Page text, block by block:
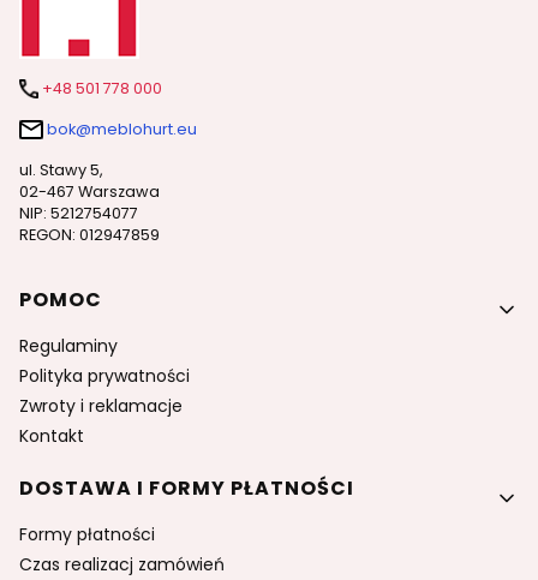
+48 501 778 000
bok@meblohurt.eu
ul. Stawy 5,
02-467 Warszawa
NIP: 5212754077
REGON: 012947859
Linki w stopce
POMOC
Regulaminy
Polityka prywatności
Zwroty i reklamacje
Kontakt
DOSTAWA I FORMY PŁATNOŚCI
Formy płatności
Czas realizacj zamówień